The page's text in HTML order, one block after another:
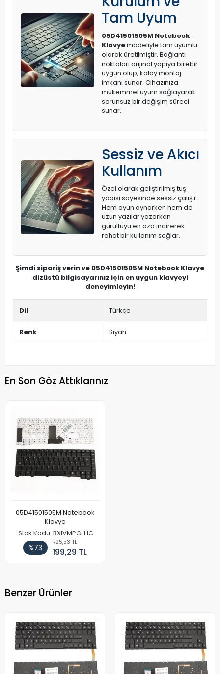
Tam Uyum
05D41501505M Notebook
Klavyemodeliyle tam uyumlu
olarak üretilmiştir. Bağlantı
noktaları orijinal yapıya birebir
uygun olup, kolay montaj
imkanı sunar. Cihazınıza
mükemmel uyum sağlayarak
sorunsuz bir değişim süreci
sunar.
Sessiz ve Akıcı
Kullanım
Özel olarak geliştirilmiş tuş
yapısı sayesinde sessiz çalışır.
Hem oyun oynarken hem de
uzun yazılar yazarken
gürültüyü en aza indirerek
rahat bir kullanım sağlar.
Şimdi sipariş verin ve 05D41501505M Notebook Klavye
dizüstü bilgisayarınız için en uygun klavyeyi
deneyimleyin!
Dil Türkçe
Renk Siyah
En Son Göz Attıklarınız
05D41501505M Notebook
Klavye
Stok Kodu: BXIVMPOLHC
%73
725,53 TL
199,29 TL
Benzer Ürünler